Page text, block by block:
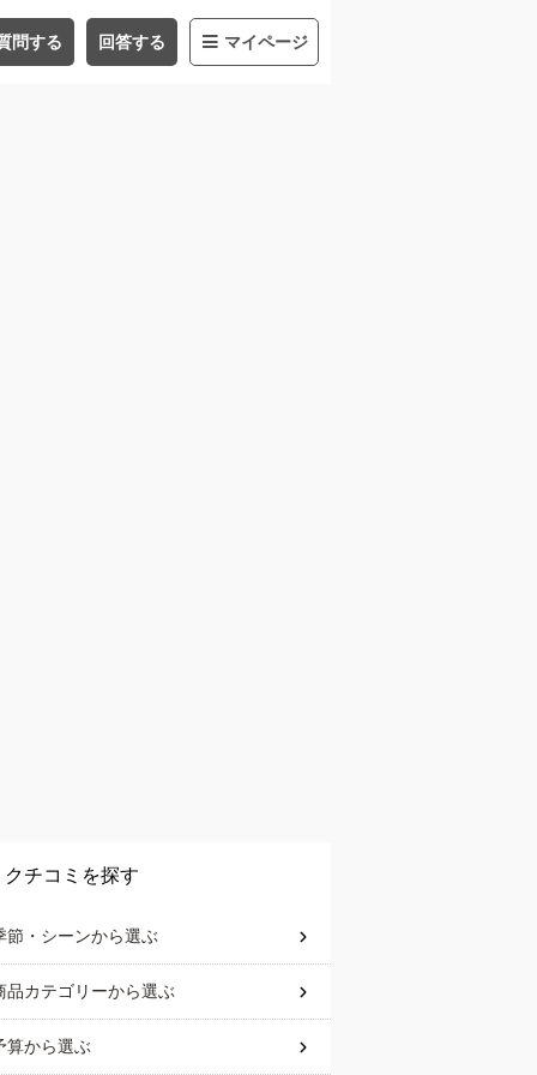
問する 回答する マイページ
クチコミを探す
節・シーンから選ぶ
品カテゴリーから選ぶ
算から選ぶ